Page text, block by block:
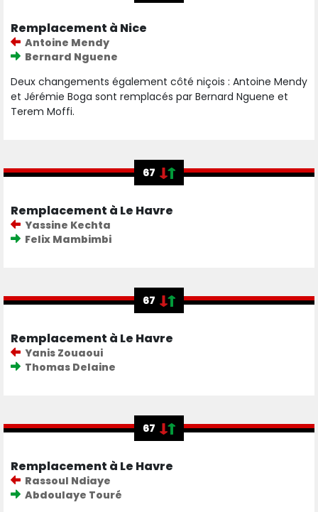
Remplacement à Nice
Antoine Mendy
Bernard Nguene
Deux changements également côté niçois : Antoine Mendy
et Jérémie Boga sont remplacés par Bernard Nguene et
Terem Moffi.
67
Remplacement à Le Havre
Yassine Kechta
Felix Mambimbi
67
Remplacement à Le Havre
Yanis Zouaoui
Thomas Delaine
67
Remplacement à Le Havre
Rassoul Ndiaye
Abdoulaye Touré